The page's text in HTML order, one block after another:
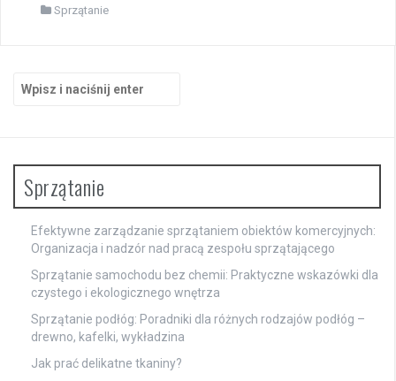
Sprzątanie
Sprzątanie
Efektywne zarządzanie sprzątaniem obiektów komercyjnych:
Organizacja i nadzór nad pracą zespołu sprzątającego
Sprzątanie samochodu bez chemii: Praktyczne wskazówki dla
czystego i ekologicznego wnętrza
Sprzątanie podłóg: Poradniki dla różnych rodzajów podłóg –
drewno, kafelki, wykładzina
Jak prać delikatne tkaniny?